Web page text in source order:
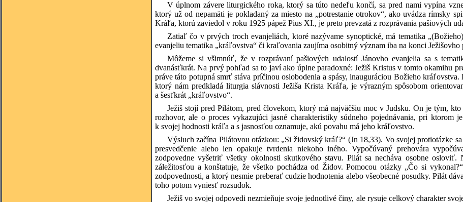
V úplnom závere liturgického roka, ktorý sa túto nedeľu končí, sa pred nami vypína
ktorý už od nepamäti je pokladaný za miesto na „potrestanie otrokov“, ako uvádza rímsky
Kráľa, ktorú zaviedol v roku 1925 pápež Pius XI., je preto prevzatá z rozprávania pašiových
Zatiaľ čo v prvých troch evanjeliách, ktoré nazývame synoptické, má tematika
evanjeliu tematika „kráľovstva“ či kraľovania zaujíma osobitný význam iba na konci
Môžeme si všimnúť, že v rozprávaní pašiových udalostí Jánovho evanjelia sa s
dvanásťkrát. Na prvý pohľad sa to javí ako úplne paradoxné: Ježiš Kristus v tomto okamihu
práve táto potupná smrť stáva príčinou oslobodenia a spásy, inauguráciou Božieho
ktorý nám predkladá liturgia slávnosti Ježiša Krista Kráľa, je výrazným spôsobom
a šesťkrát „kráľovstvo“.
Ježiš stojí pred Pilátom, pred človekom, ktorý má najväčšiu moc v Judsku. On je tým,
rozhovor, ale o proces vykazujúci jasné charakteristiky súdneho pojednávania, pri ktorom
k svojej hodnosti kráľa a s jasnosťou oznamuje, akú povahu má jeho kráľovstvo.
Výsluch začína Pilátovou otázkou: „Si židovský kráľ?“ (Jn 18,33). Vo svojej protiotázke
presvedčenie alebo len opakuje tvrdenia niekoho iného. Vypočúvaný prehovára
zodpovedne vyšetriť všetky okolnosti skutkového stavu. Pilát sa necháva osobne
záležitosťou a konštatuje, že všetko pochádza od Židov. Pomocou otázky „Čo si
zodpovednosti, a ktorý nesmie preberať cudzie hodnotenia alebo všeobecné posudky. Pilát
toho potom vyniesť rozsudok.
Ježiš vo svojej odpovedi nezmieňuje svoje jednotlivé činy, ale rysuje celkový charakter